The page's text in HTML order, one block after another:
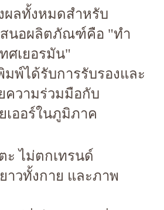
ผลทั้งหมดสำหรับ
สนอผลิตภัณฑ์คือ "ทำ
ศเยอรมัน"
มพ์ได้รับการรับรองและ
ความร่วมมือกับ
เออร์ในภูมิภาค
ะ ไม่ตกเทรนด์
าวทั้งกาย และภาพ